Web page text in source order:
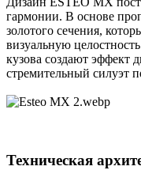
гармонии. В основе
золотого сечения,
визуальную
кузова создают эффект
стремительный силуэт
Техническая